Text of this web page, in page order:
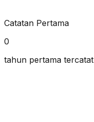
Catatan Pertama
0
tahun pertama tercatat